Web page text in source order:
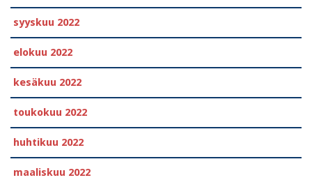
syyskuu 2022
elokuu 2022
kesäkuu 2022
toukokuu 2022
huhtikuu 2022
maaliskuu 2022